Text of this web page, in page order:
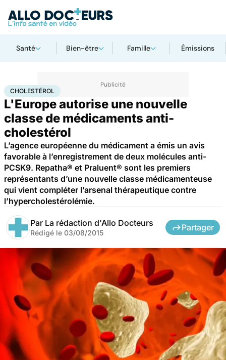
Santé Bien-être Famille Émissions
AccueilSantéCholestérol
CHOLESTÉROL
L'Europe autorise une nouvelle
classe de médicaments anti-
cholestérol
L’agence européenne du médicament a émis un avis
favorable à l’enregistrement de deux molécules anti-
PCSK9. Repatha® et Praluent® sont les premiers
représentants d’une nouvelle classe médicamenteuse
qui vient compléter l’arsenal thérapeutique contre
l’hypercholestérolémie.
Par La rédaction d'Allo Docteurs
Rédigé le 03/08/2015
Partager